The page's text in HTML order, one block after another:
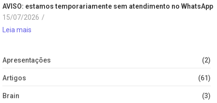
AVISO: estamos temporariamente sem atendimento no WhatsApp
15/07/2026 /
Leia mais
Apresentações (2)
Artigos (61)
Brain (3)